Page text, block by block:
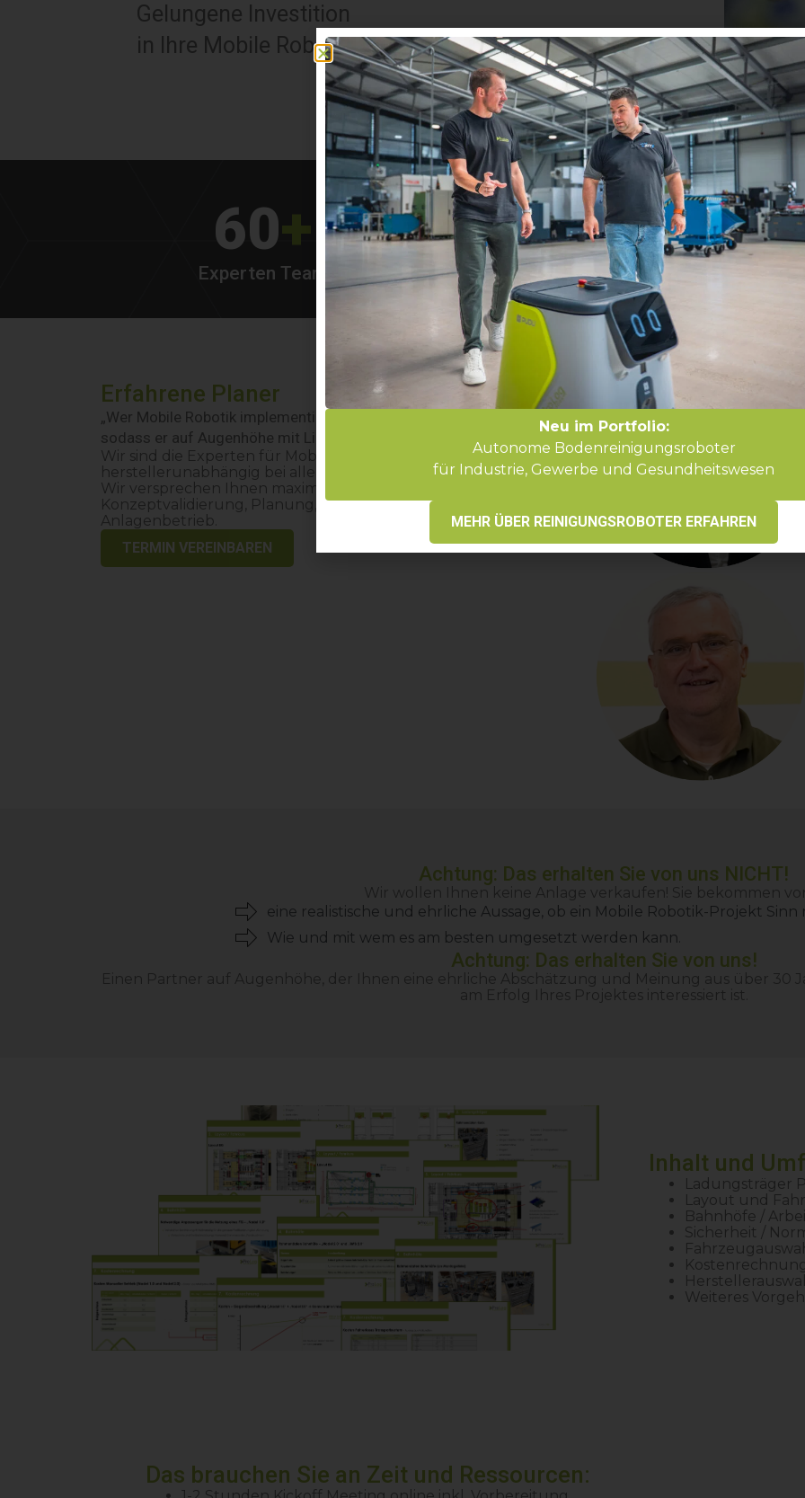
Gelungene Investition
in Ihre Mobile Robotik Anlage
60+
Experten Team
243
Zufriedene Kunden
Erfahrene Planer
„Wer Mobile Robotik implementieren will, der braucht ein Konzept,
sodass er auf Augenhöhe mit Lieferanten sprechen kann.“
Wir sind die Experten für Mobile Robotik und unterstützen Sie
herstellerunabhängig bei allen Herausforderungen.
Wir versprechen Ihnen maximale Unterstützung im Bereich
Konzeptvalidierung, Planung, Service, Inbetriebnahme und
Anlagenbetrieb.
TERMIN VEREINBAREN
Achtung: Das erhalten Sie von uns NICHT!
Wir wollen Ihnen keine Anlage verkaufen! Sie bekommen
eine realistische und ehrliche Aussage, ob ein Mobile Robotik-Projekt
Wie und mit wem es am besten umgesetzt werden kann.
Achtung: Das erhalten Sie von uns!
Einen Partner auf Augenhöhe, der Ihnen eine ehrliche Abschätzung und Meinung aus über 30
am Erfolg Ihres Projektes interessiert ist.
Inhalt und
Ladungsträger
Layout und
Bahnhöfe /
Sicherheit /
Weiteres
Das brauchen Sie an Zeit und Ressourcen:
Neu im Portfolio:
Autonome Bodenreinigungsroboter
für Industrie, Gewerbe und Gesundheitswesen
MEHR ÜBER REINIGUNGSROBOTER ERFAHREN